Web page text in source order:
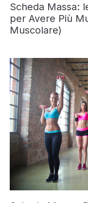
Scheda Massa:
per Avere Più
Muscolare)